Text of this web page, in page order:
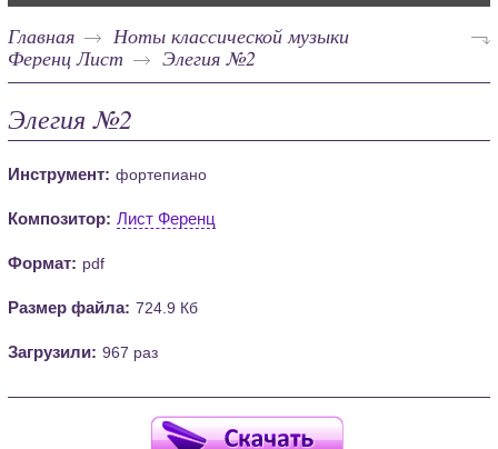
Главная
Ноты классической музыки
Ференц Лист
Элегия №2
Элегия №2
Инструмент: фортепиано
Композитор: Лист Ференц
Формат: pdf
Размер файла: 724.9 Кб
Загрузили: 967 раз